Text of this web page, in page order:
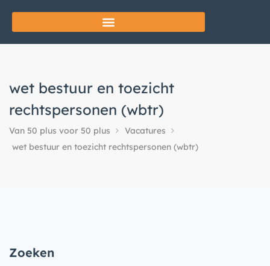
wet bestuur en toezicht
rechtspersonen (wbtr)
Van 50 plus voor 50 plus
Vacatures
wet bestuur en toezicht rechtspersonen (wbtr)
Zoeken